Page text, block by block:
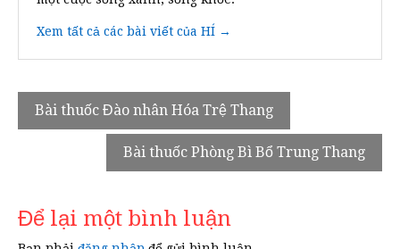
Xem tất cả các bài viết của HÍ →
Điều
hướng
Bài thuốc Đào nhân Hóa Trệ Thang
Bài thuốc Phòng Bì Bổ Trung Thang
Để lại một bình luận